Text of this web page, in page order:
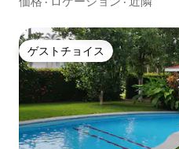
ゲストチョイス
ゲストチョイス